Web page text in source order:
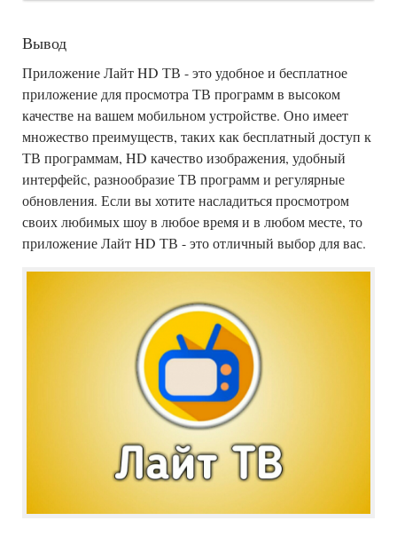
Вывод
Приложение Лайт HD ТВ - это удобное и бесплатное
приложение для просмотра ТВ программ в высоком
качестве на вашем мобильном устройстве. Оно имеет
множество преимуществ, таких как бесплатный доступ к
ТВ программам, HD качество изображения, удобный
интерфейс, разнообразие ТВ программ и регулярные
обновления. Если вы хотите насладиться просмотром
своих любимых шоу в любое время и в любом месте, то
приложение Лайт HD ТВ - это отличный выбор для вас.